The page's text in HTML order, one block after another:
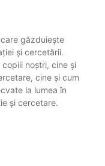
găzduiește
și cercetării.
noștri, cine și
cine și cum
la lumea în
și cercetare.